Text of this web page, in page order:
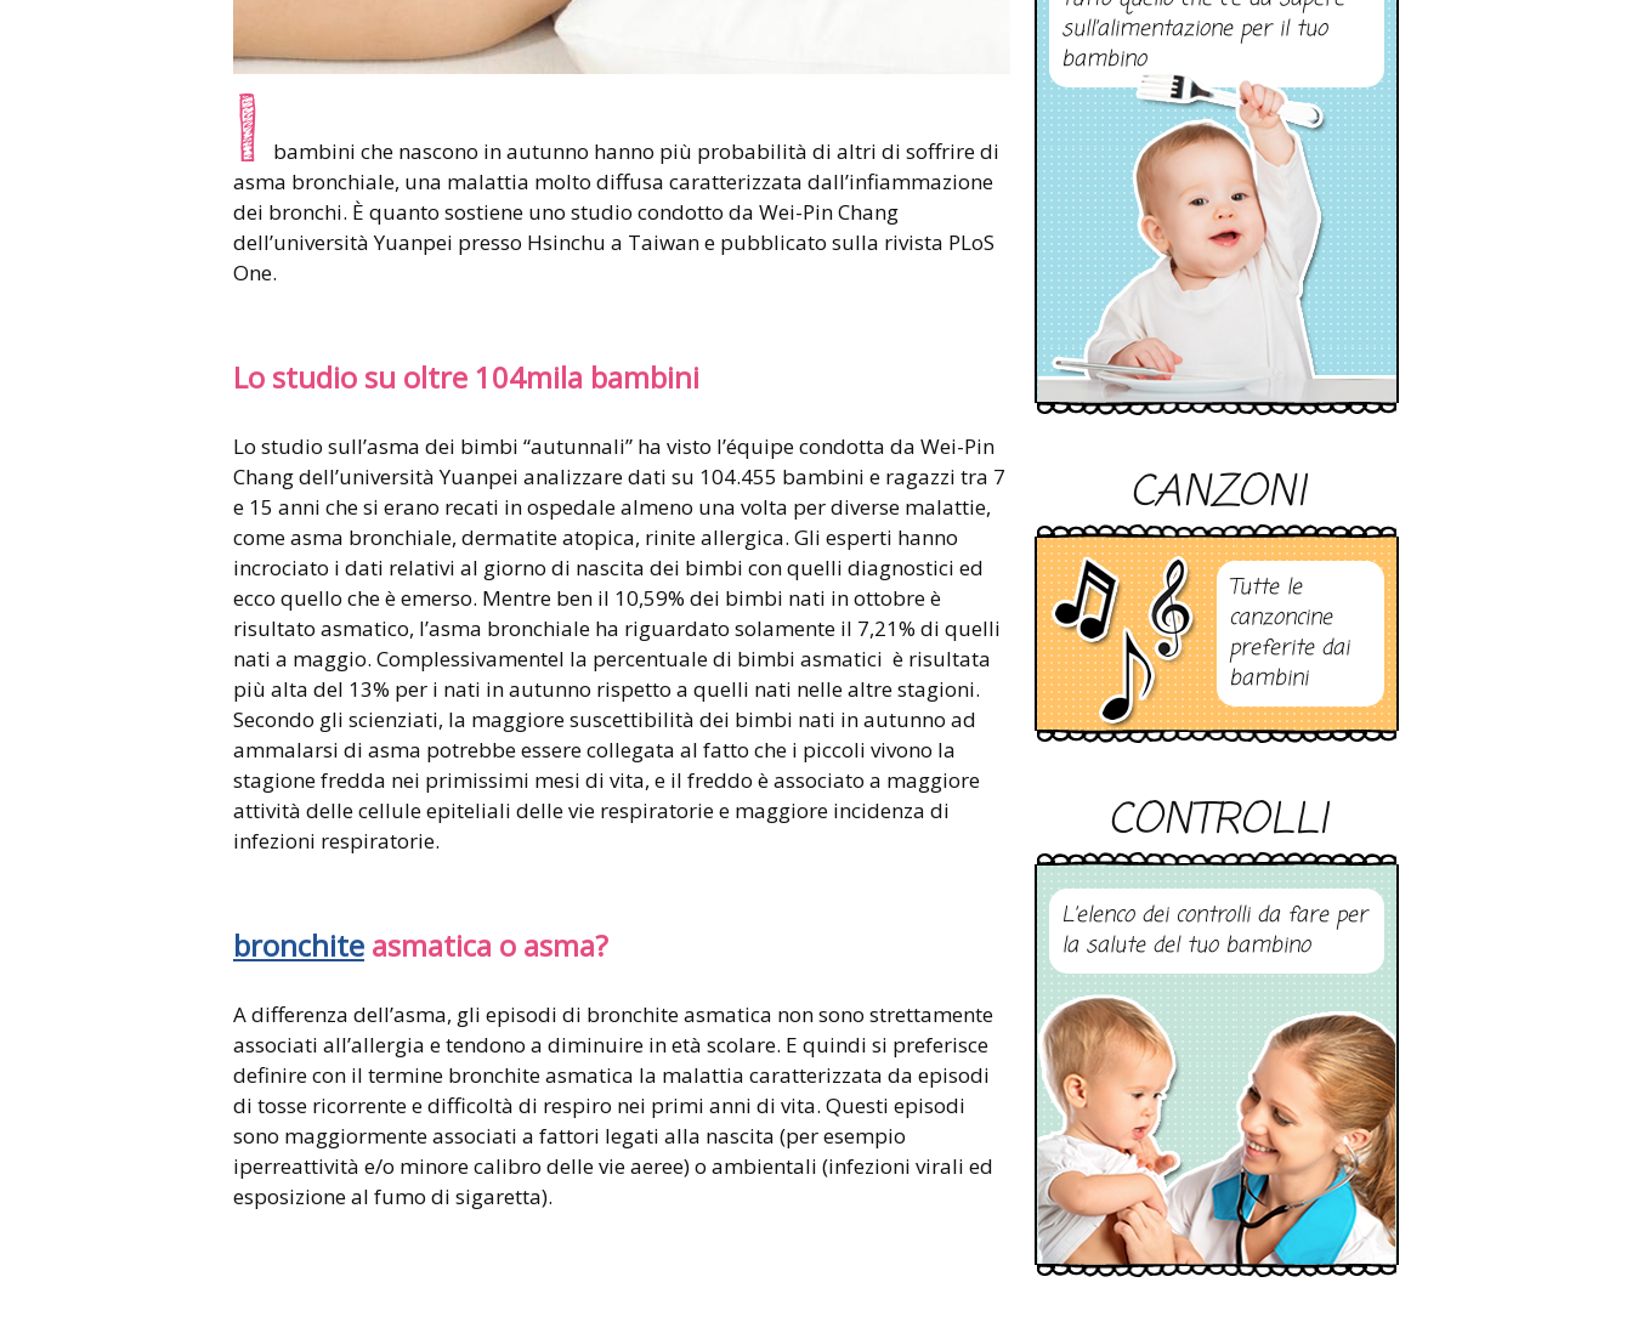
I
bambini che nascono in autunno hanno più probabilità di altri di soffrire di
asma bronchiale, una malattia molto diffusa caratterizzata dall’infiammazione
dei bronchi. È quanto sostiene uno studio condotto da Wei-Pin Chang
dell’università Yuanpei presso Hsinchu a Taiwan e pubblicato sulla rivista PLoS
One.
Lo studio su oltre 104mila bambini
Lo studio sull’asma dei bimbi “autunnali” ha visto l’équipe condotta da Wei-Pin
Chang dell’università Yuanpei analizzare dati su 104.455 bambini e ragazzi tra 7
e 15 anni che si erano recati in ospedale almeno una volta per diverse malattie,
come asma bronchiale, dermatite atopica, rinite allergica. Gli esperti hanno
incrociato i dati relativi al giorno di nascita dei bimbi con quelli diagnostici ed
ecco quello che è emerso. Mentre ben il 10,59% dei bimbi nati in ottobre è
risultato asmatico, l’asma bronchiale ha riguardato solamente il 7,21% di quelli
nati a maggio. Complessivamentel la percentuale di bimbi asmatici è risultata
più alta del 13% per i nati in autunno rispetto a quelli nati nelle altre stagioni.
Secondo gli scienziati, la maggiore suscettibilità dei bimbi nati in autunno ad
ammalarsi di asma potrebbe essere collegata al fatto che i piccoli vivono la
stagione fredda nei primissimi mesi di vita, e il freddo è associato a maggiore
attività delle cellule epiteliali delle vie respiratorie e maggiore incidenza di
infezioni respiratorie.
bronchite asmatica o asma?
A differenza dell’asma, gli episodi di bronchite asmatica non sono strettamente
associati all’allergia e tendono a diminuire in età scolare. E quindi si preferisce
definire con il termine bronchite asmatica la malattia caratterizzata da episodi
di tosse ricorrente e difficoltà di respiro nei primi anni di vita. Questi episodi
sono maggiormente associati a fattori legati alla nascita (per esempio
iperreattività e/o minore calibro delle vie aeree) o ambientali (infezioni virali ed
esposizione al fumo di sigaretta).
sull’alimentazione per il tuo
bambino
CANZONI
Tutte le
canzoncine
preferite dai
bambini
CONTROLLI
L’elenco dei controlli da fare per
la salute del tuo bambino